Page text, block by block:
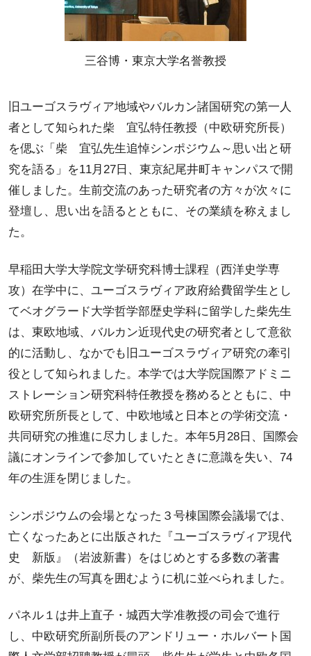
三谷博・東京大学名誉教授
旧ユーゴスラヴィア地域やバルカン諸国研究の第一人
者として知られた柴 宜弘特任教授（中欧研究所長）
を偲ぶ「柴 宜弘先生追悼シンポジウム～思い出と研
究を語る」を11月27日、東京紀尾井町キャンパスで開
催しました。生前交流のあった研究者の方々が次々に
登壇し、思い出を語るとともに、その業績を称えまし
た。
早稲田大学大学院文学研究科博士課程（西洋史学専
攻）在学中に、ユーゴスラヴィア政府給費留学生とし
てベオグラード大学哲学部歴史学科に留学した柴先生
は、東欧地域、バルカン近現代史の研究者として意欲
的に活動し、なかでも旧ユーゴスラヴィア研究の牽引
役として知られました。本学では大学院国際アドミニ
ストレーション研究科特任教授を務めるとともに、中
欧研究所所長として、中欧地域と日本との学術交流・
共同研究の推進に尽力しました。本年5月28日、国際会
議にオンラインで参加していたときに意識を失い、74
年の生涯を閉じました。
シンポジウムの会場となった３号棟国際会議場では、
亡くなったあとに出版された『ユーゴスラヴィア現代
史 新版』（岩波新書）をはじめとする多数の著書
が、柴先生の写真を囲むように机に並べられました。
パネル１は井上直子・城西大学准教授の司会で進行
し、中欧研究所副所長のアンドリュー・ホルバート国